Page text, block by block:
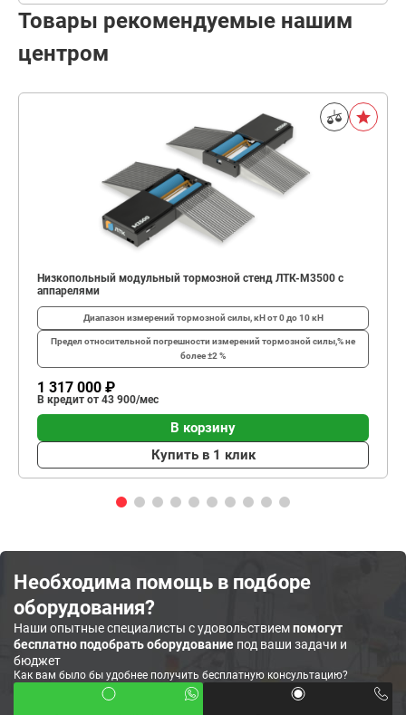
Товары рекомендуемые нашим
центром
Низкопольный модульный тормозной стенд ЛТК-М3500 с
аппарелями
Диапазон измерений тормозной силы, кНот 0 до 10 кН
Предел относительной погрешности измерений тормозной силы,%не
более ±2 %
1 317 000 ₽
В кредит от 43 900/мес
В корзину
Купить в 1 клик
Необходима помощь в подборе
оборудования?
Наши опытные специалисты с удовольствиемпомогут
бесплатно подобрать оборудование под ваши задачи и
бюджет
Как вам было бы удобнее получить бесплатную консультацию?